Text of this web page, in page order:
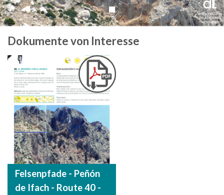
Dokumente von Interesse
Felsenpfade - Peñón
de Ifach - Route 40 -